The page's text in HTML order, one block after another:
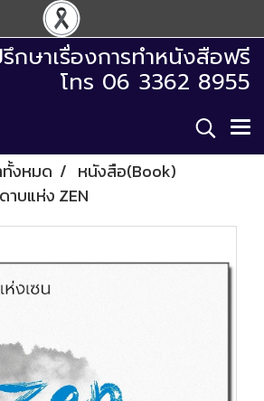
กษาเรื่องการทำหนังสือฟรี
โทร 06 3362 8955
งหมด
หนังสือ(Book)
าบแห่ง ZEN